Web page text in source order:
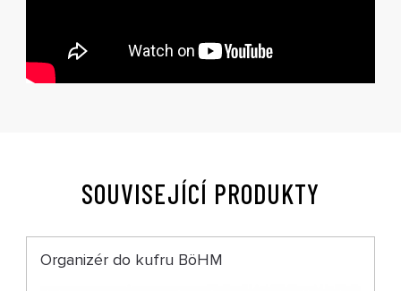
SOUVISEJÍCÍ PRODUKTY
Organizér do kufru BöHM